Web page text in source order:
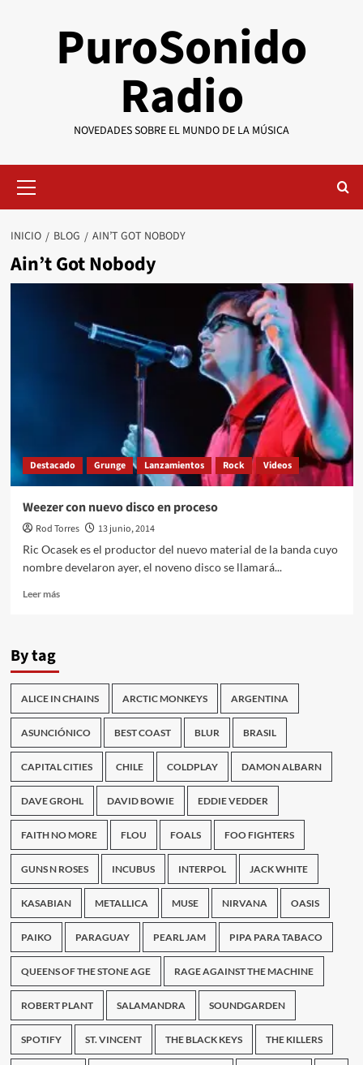
PuroSonido
Radio
NOVEDADES SOBRE EL MUNDO DE LA MÚSICA
primario
INICIO BLOG AIN’T GOT NOBODY
Ain’t Got Nobody
Destacado Grunge Lanzamientos Rock Videos
Weezer con nuevo disco en proceso
Rod Torres
13 junio, 2014
Ric Ocasek es el productor del nuevo material de la banda cuyo
nombre develaron ayer, el noveno disco se llamará...
Leer másLeer
nuevo
disco
en
proceso
By tag
ALICE IN CHAINS ARCTIC MONKEYS ARGENTINA
ASUNCIÓNICO BEST COAST BLUR BRASIL
CAPITAL CITIES CHILE COLDPLAY DAMON ALBARN
DAVE GROHL DAVID BOWIE EDDIE VEDDER
FAITH NO MORE FLOU FOALS FOO FIGHTERS
GUNS N ROSES INCUBUS INTERPOL JACK WHITE
KASABIAN METALLICA MUSE NIRVANA OASIS
PAIKO PARAGUAY PEARL JAM PIPA PARA TABACO
QUEENS OF THE STONE AGE RAGE AGAINST THE MACHINE
ROBERT PLANT SALAMANDRA SOUNDGARDEN
SPOTIFY ST. VINCENT THE BLACK KEYS THE KILLERS